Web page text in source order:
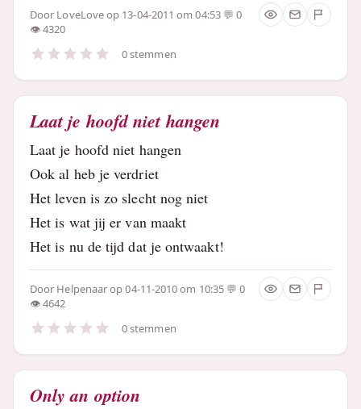
Door LoveLoveop 13-04-2011 om 04:53
0
4320
0 stemmen
Laat je hoofd niet hangen
Laat je hoofd niet hangen
Ook al heb je verdriet
Het leven is zo slecht nog niet
Het is wat jij er van maakt
Het is nu de tijd dat je ontwaakt!
Door Helpenaarop 04-11-2010 om 10:35
0
4642
0 stemmen
Only an option